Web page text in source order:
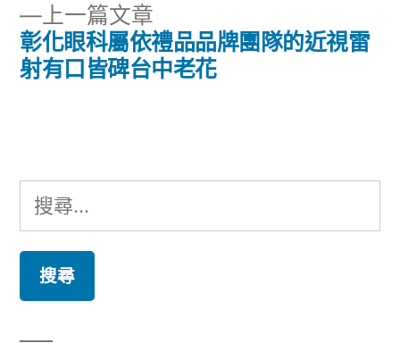
導
覽
上一篇文章
一
篇
彰化眼科屬依禮品品牌團隊的近視雷
射有口皆碑台中老花
搜
尋
鍵
字: